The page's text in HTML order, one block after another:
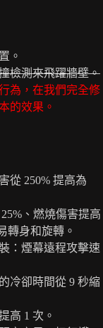
。
檢測來飛躍牆壁。
為，在我們完全修
的效果。
從 250% 提高為
、燃燒傷害提高
轉身和旋轉。
：煙幕遠程攻擊速
冷卻時間從 9 秒縮
高 1 次。